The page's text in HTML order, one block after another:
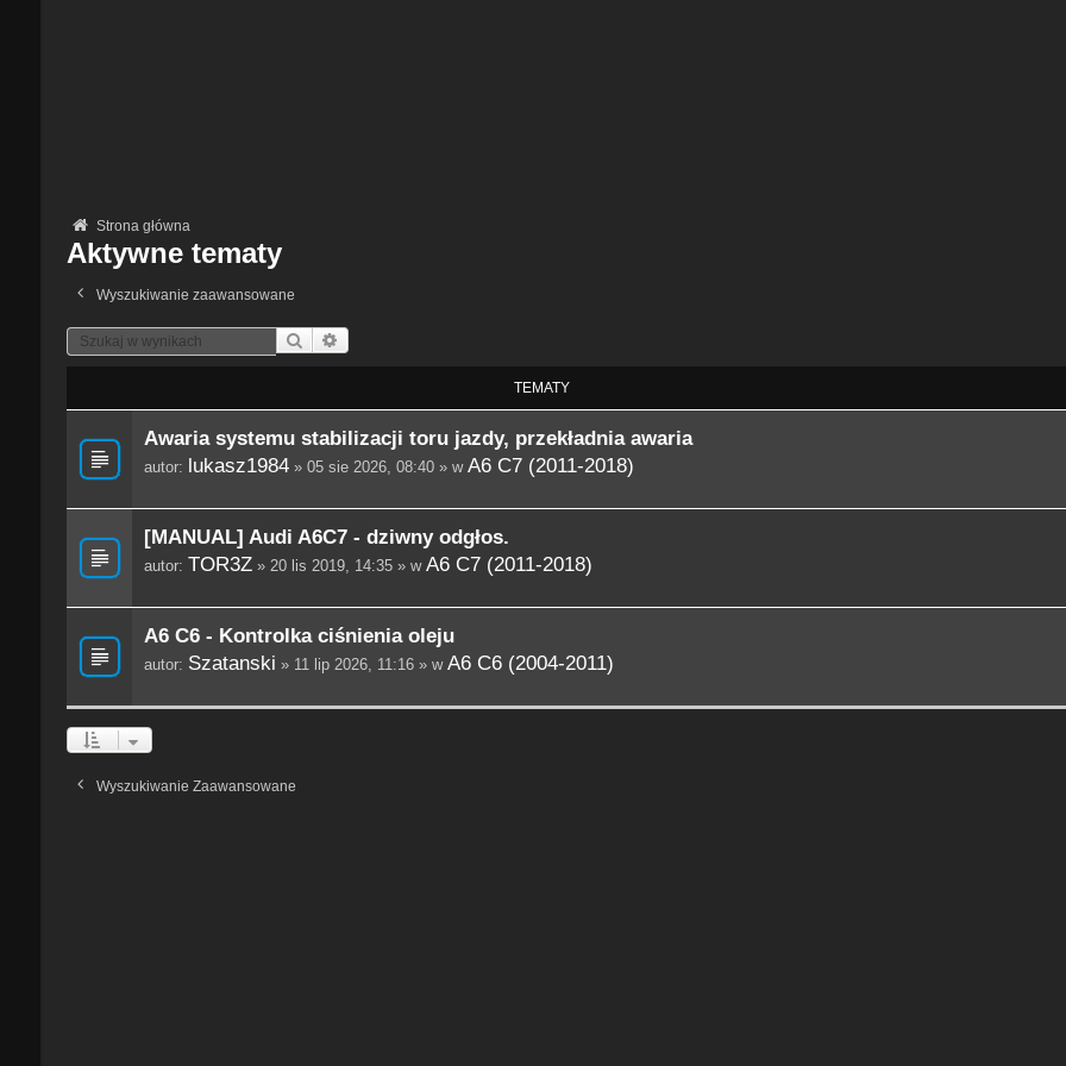
Strona główna
Aktywne tematy
Wyszukiwanie zaawansowane
Szukaj
TEMATY
Awaria systemu stabilizacji toru jazdy, przekładnia awaria
autor: lukasz1984» 05 sie 2026, 08:40 » w A6 C7 (2011-2018)
[MANUAL] Audi A6C7 - dziwny odgłos.
autor: TOR3Z» 20 lis 2019, 14:35 » w A6 C7 (2011-2018)
A6 C6 - Kontrolka ciśnienia oleju
autor: Szatanski » 11 lip 2026, 11:16 » w A6 C6 (2004-2011)
Wyszukiwanie Zaawansowane